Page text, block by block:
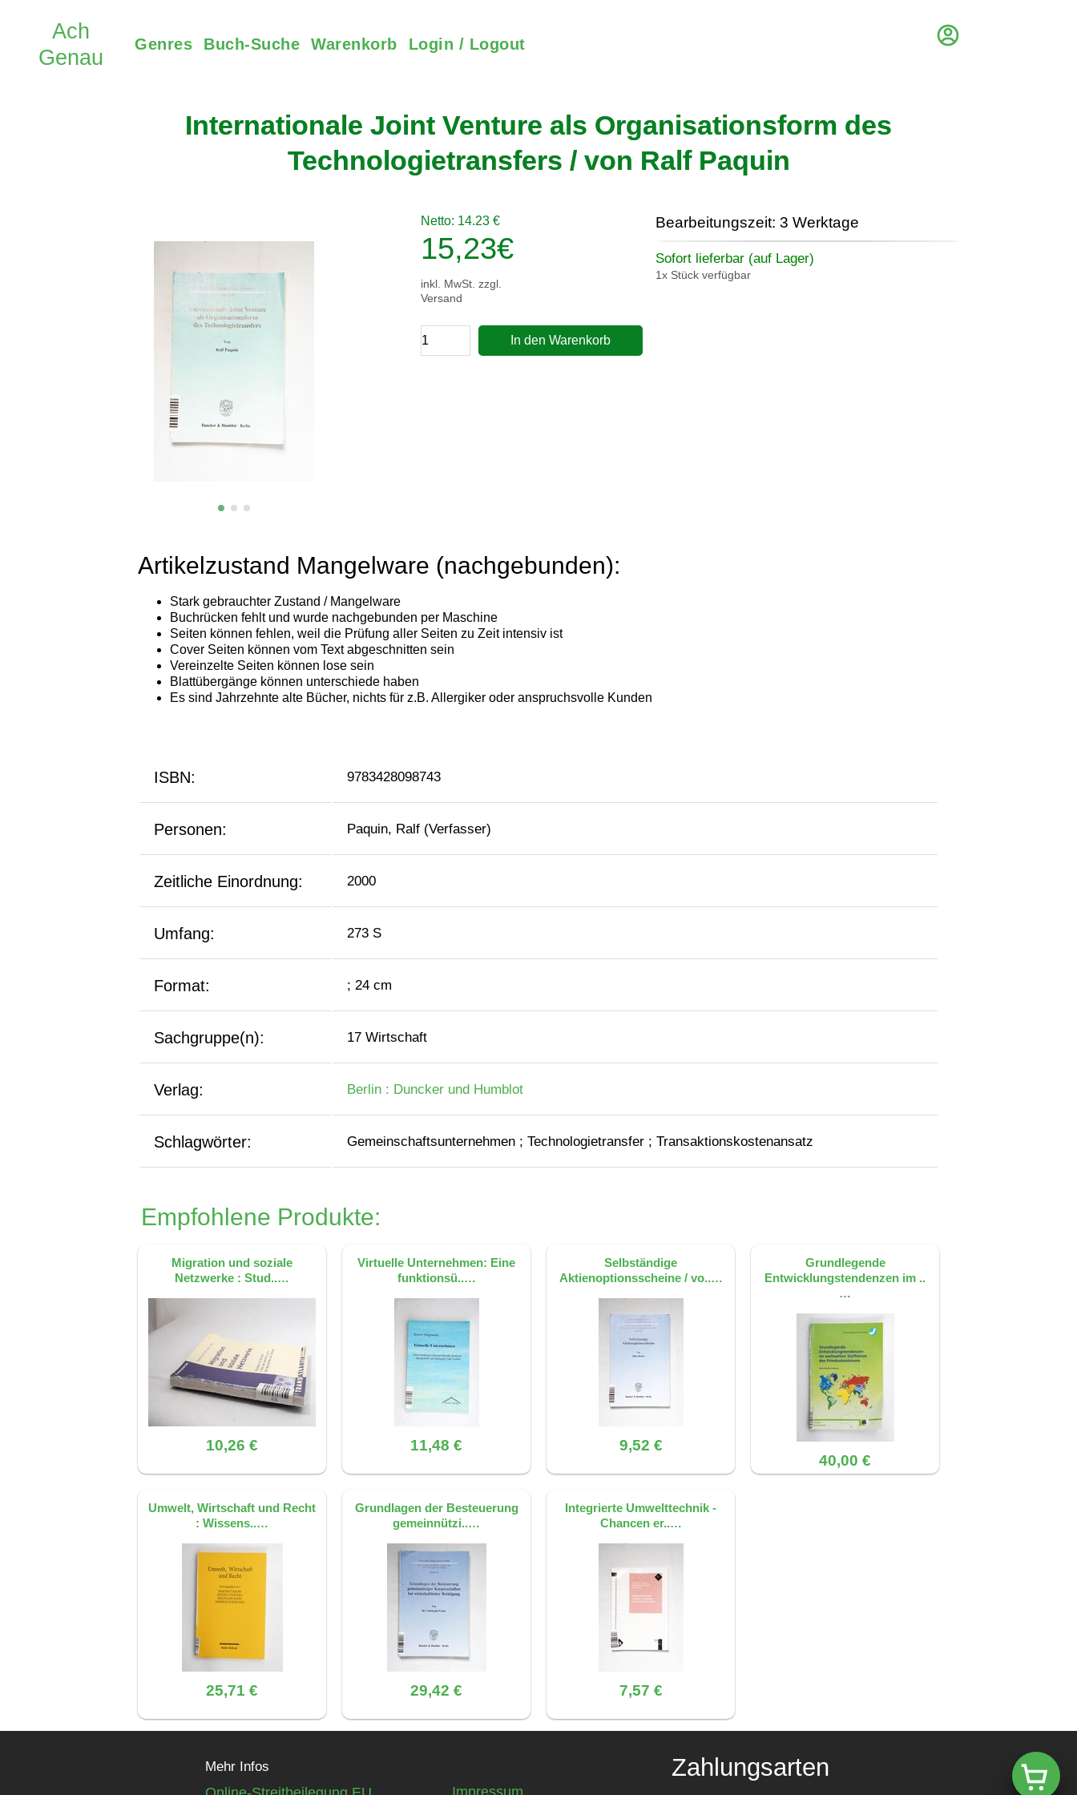
Genres Buch-Suche Warenkorb Login / Logout
Internationale Joint Venture als Organisationsform des
Technologietransfers / von Ralf Paquin
Netto: 14.23 €
15,23€
inkl. MwSt. zzgl.
Versand
In den Warenkorb
Bearbeitungszeit: 3 Werktage
Sofort lieferbar (auf Lager)
1x Stück verfügbar
ISBN: 9783428098743
Personen: Paquin, Ralf (Verfasser)
Zeitliche Einordnung: 2000
Umfang: 273 S
Format: ; 24 cm
Sachgruppe(n): 17 Wirtschaft
Verlag: Berlin : Duncker und Humblot
Schlagwörter: Gemeinschaftsunternehmen ; Technologietransfer ; Transaktionskostenansatz
Empfohlene Produkte:
Migration und soziale
Netzwerke : Stud..…
10,26 €
Virtuelle Unternehmen: Eine
funktionsü..…
11,48 €
Selbständige
Aktienoptionsscheine / vo..…
9,52 €
Grundlegende
Entwicklungstendenzen im ..
…
40,00 €
Umwelt, Wirtschaft und Recht
: Wissens..…
25,71 €
Grundlagen der Besteuerung
gemeinnützi..…
29,42 €
Integrierte Umwelttechnik -
Chancen er..…
7,57 €
Mehr Infos
Impressum
Zahlungsarten